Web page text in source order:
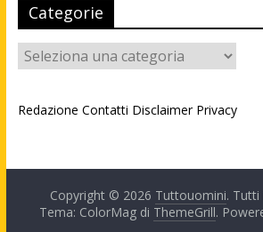
Categorie
Categorie
Redazione Contatti Disclaimer Privacy
Copyright © 2026 Tuttouomini. Tutti
Tema: ColorMag di ThemeGrill.